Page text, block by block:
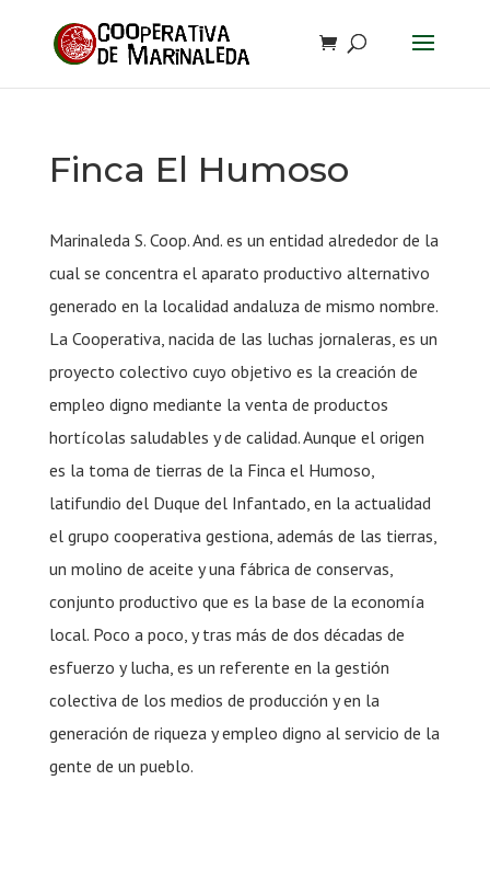
Finca El Humoso
Marinaleda S. Coop. And. es un entidad alrededor de la
cual se concentra el aparato productivo alternativo
generado en la localidad andaluza de mismo nombre.
La Cooperativa, nacida de las luchas jornaleras, es un
proyecto colectivo cuyo objetivo es la creación de
empleo digno mediante la venta de productos
hortícolas saludables y de calidad. Aunque el origen
es la toma de tierras de la Finca el Humoso,
latifundio del Duque del Infantado, en la actualidad
el grupo cooperativa gestiona, además de las tierras,
un molino de aceite y una fábrica de conservas,
conjunto productivo que es la base de la economía
local. Poco a poco, y tras más de dos décadas de
esfuerzo y lucha, es un referente en la gestión
colectiva de los medios de producción y en la
generación de riqueza y empleo digno al servicio de la
gente de un pueblo.